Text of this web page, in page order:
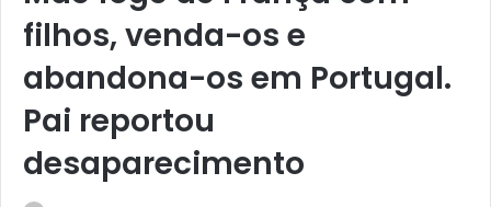
filhos, venda-os e
abandona-os em Portugal.
Pai reportou
desaparecimento